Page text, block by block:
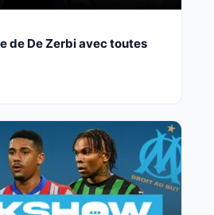
de De Zerbi avec toutes